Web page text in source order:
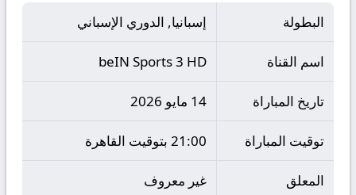
البطولة إسبانيا, الدوري الإسباني
اسم القناة beIN Sports 3 HD
تاريخ المباراة 14 مايو 2026
توقيت المباراة 21:00 بتوقيت القاهرة
المعلق غير معروف